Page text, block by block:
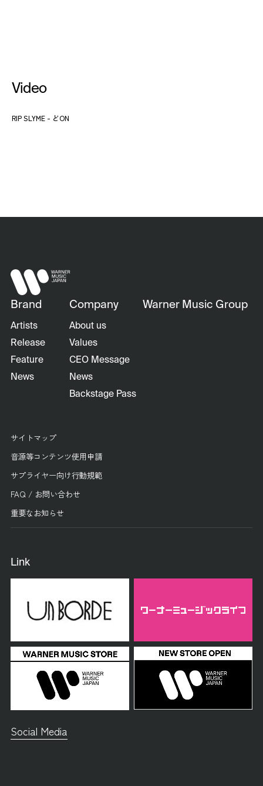
Video
RIP SLYME - どON
Brand
Artists
Release
Feature
News
Company
About us
Values
CEO Message
News
Backstage Pass
Warner Music Group
サイトマップ
音源等コンテンツ使用申請
サプライヤー向け行動規範
FAQ / お問い合わせ
重要なお知らせ
Link
Social Media